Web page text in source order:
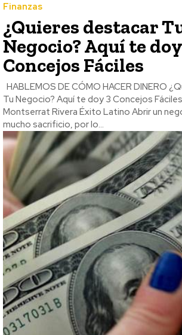
Finanzas
¿Quieres destacar
Negocio? Aquí te
Concejos Fáciles
HABLEMOS DE CÓMO HACER DINERO
Tu Negocio? Aquí te doy 3 Concejos Fáciles Por:
Montserrat Rivera Éxito Latino Abrir un negocio toma
mucho sacrificio, por lo...